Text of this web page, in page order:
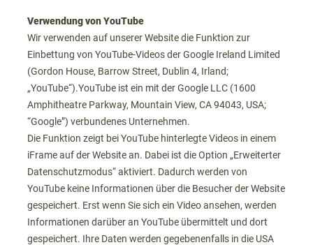
Verwendung von YouTube
Wir verwenden auf unserer Website die Funktion zur
Einbettung von YouTube-Videos der Google Ireland Limited
(Gordon House, Barrow Street, Dublin 4, Irland;
„YouTube“).YouTube ist ein mit der Google LLC (1600
Amphitheatre Parkway, Mountain View, CA 94043, USA;
“Google”) verbundenes Unternehmen.
Die Funktion zeigt bei YouTube hinterlegte Videos in einem
iFrame auf der Website an. Dabei ist die Option „Erweiterter
Datenschutzmodus“ aktiviert. Dadurch werden von
YouTube keine Informationen über die Besucher der Website
gespeichert. Erst wenn Sie sich ein Video ansehen, werden
Informationen darüber an YouTube übermittelt und dort
gespeichert. Ihre Daten werden gegebenenfalls in die USA